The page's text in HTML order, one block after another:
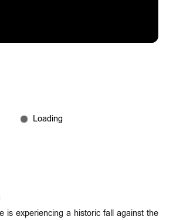
is experiencing a historic fall against the